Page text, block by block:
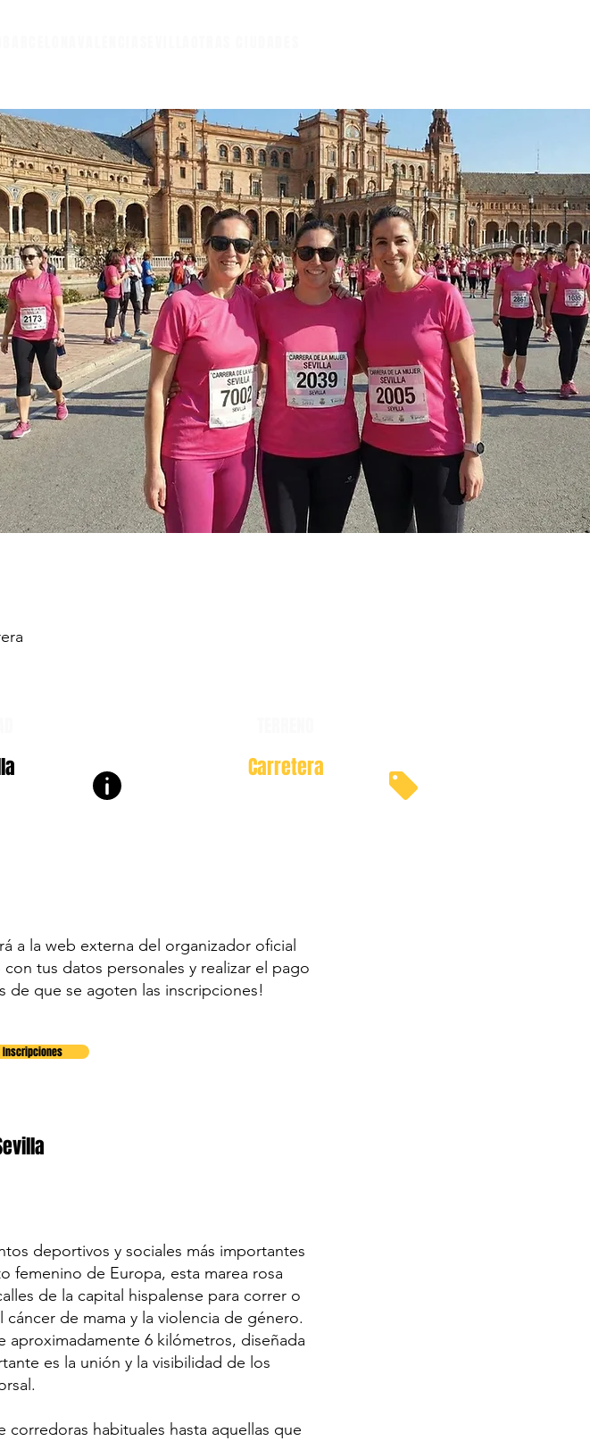
Carretera
a la web externa del organizador oficial
tus datos personales y realizar el pago
de que se agoten las inscripciones!
deportivos y sociales más importantes
femenino de Europa, esta marea rosa
de la capital hispalense para correr o
de mama y la violencia de género.
aproximadamente 6 kilómetros, diseñada
es la unión y la visibilidad de los
corredoras habituales hasta aquellas que